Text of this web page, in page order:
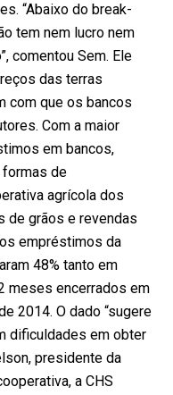
“Abaixo do break-
tem nem lucro nem
comentou Sem. Ele
das terras
com que os bancos
Com a maior
em bancos,
de
agrícola dos
de grãos e revendas
empréstimos da
48% tanto em
meses encerrados em
2014. O dado “sugere
dificuldades em obter
presidente da
a CHS